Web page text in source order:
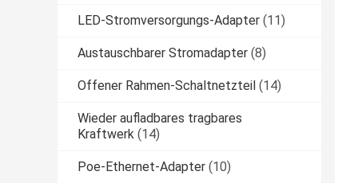
LED-Stromversorgungs-Adapter (11)
Austauschbarer Stromadapter (8)
Offener Rahmen-Schaltnetzteil (14)
Wieder aufladbares tragbares
Kraftwerk (14)
Poe-Ethernet-Adapter (10)